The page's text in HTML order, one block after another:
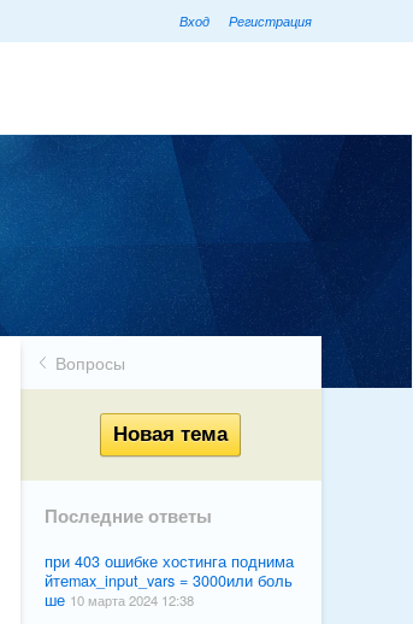
Вход Регистрация
Вопросы
Последние ответы
при 403 ошибке хостинга поднима
йтеmax_input_vars = 3000или боль
ше 10 марта 2024 12:38